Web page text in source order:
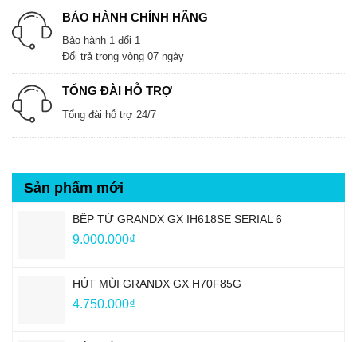
BẢO HÀNH CHÍNH HÃNG
Bảo hành 1 đổi 1
Đổi trả trong vòng 07 ngày
TỔNG ĐÀI HỖ TRỢ
Tổng đài hỗ trợ 24/7
Sản phẩm mới
BẾP TỪ GRANDX GX IH618SE SERIAL 6
9.000.000₫
HÚT MÙI GRANDX GX H70F85G
4.750.000₫